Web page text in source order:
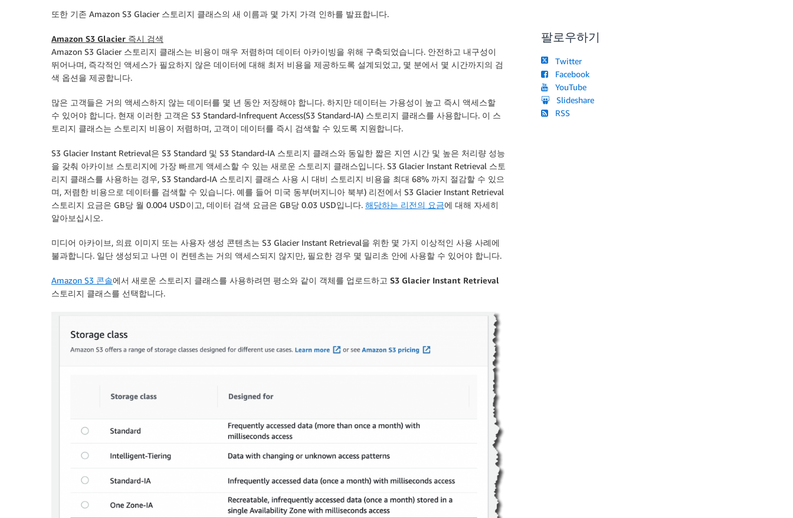
또한 기존 Amazon S3 Glacier 스토리지 클래스의 새 이름과 몇 가지 가격 인하를 발표합니다.
Amazon S3 Glacier 즉시 검색
Amazon S3 Glacier 스토리지 클래스는 비용이 매우 저렴하며 데이터 아카이빙을 위해 구축되었습니다. 안전하고 내구성이
뛰어나며, 즉각적인 액세스가 필요하지 않은 데이터에 대해 최저 비용을 제공하도록 설계되었고, 몇 분에서 몇 시간까지의 검
색 옵션을 제공합니다.
많은 고객들은 거의 액세스하지 않는 데이터를 몇 년 동안 저장해야 합니다. 하지만 데이터는 가용성이 높고 즉시 액세스할
수 있어야 합니다. 현재 이러한 고객은 S3 Standard-Infrequent Access(S3 Standard-IA) 스토리지 클래스를 사용합니다. 이 스
토리지 클래스는 스토리지 비용이 저렴하며, 고객이 데이터를 즉시 검색할 수 있도록 지원합니다.
S3 Glacier Instant Retrieval은 S3 Standard 및 S3 Standard-IA 스토리지 클래스와 동일한 짧은 지연 시간 및 높은 처리량 성능
을 갖춰 아카이브 스토리지에 가장 빠르게 액세스할 수 있는 새로운 스토리지 클래스입니다. S3 Glacier Instant Retrieval 스토
리지 클래스를 사용하는 경우, S3 Standard-IA 스토리지 클래스 사용 시 대비 스토리지 비용을 최대 68% 까지 절감할 수 있으
며, 저렴한 비용으로 데이터를 검색할 수 있습니다. 예를 들어 미국 동부(버지니아 북부) 리전에서 S3 Glacier Instant Retrieval
스토리지 요금은 GB당 월 0.004 USD이고, 데이터 검색 요금은 GB당 0.03 USD입니다. 해당하는 리전의 요금에 대해 자세히
알아보십시오.
미디어 아카이브, 의료 이미지 또는 사용자 생성 콘텐츠는 S3 Glacier Instant Retrieval을 위한 몇 가지 이상적인 사용 사례에
불과합니다. 일단 생성되고 나면 이 컨텐츠는 거의 액세스되지 않지만, 필요한 경우 몇 밀리초 안에 사용할 수 있어야 합니다.
Amazon S3 콘솔에서 새로운 스토리지 클래스를 사용하려면 평소와 같이 객체를 업로드하고 S3 Glacier Instant Retrieval
스토리지 클래스를 선택합니다.
팔로우하기
Twitter
Facebook
YouTube
Slideshare
RSS